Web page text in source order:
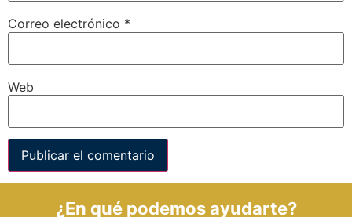
Correo electrónico *
Web
¿En qué podemos ayudarte?